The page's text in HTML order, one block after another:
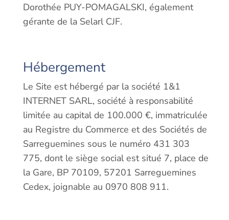
Dorothée PUY-POMAGALSKI, également
gérante de la Selarl CJF.
Hébergement
Le Site est hébergé par la société 1&1
INTERNET SARL, société à responsabilité
limitée au capital de 100.000 €, immatriculée
au Registre du Commerce et des Sociétés de
Sarreguemines sous le numéro 431 303
775, dont le siège social est situé 7, place de
la Gare, BP 70109, 57201 Sarreguemines
Cedex, joignable au 0970 808 911.